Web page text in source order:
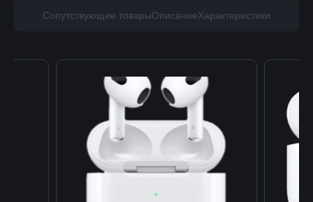
Сопутствующие товарыОписаниеХарактеристики